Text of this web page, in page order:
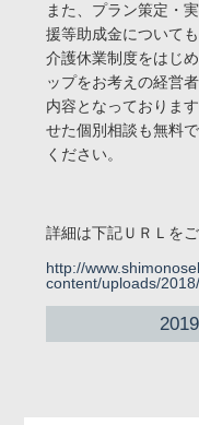
また、プラン策定・
援等助成金について
介護休業制度をはじ
ップをお考えの経営
内容となっておりま
せた個別相談も無料
ください。
詳細は下記ＵＲＬを
http://
content/uploads/